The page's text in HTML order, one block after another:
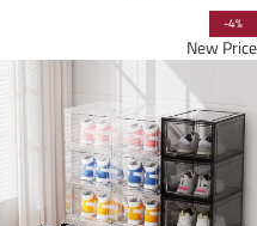
-4%
New Price